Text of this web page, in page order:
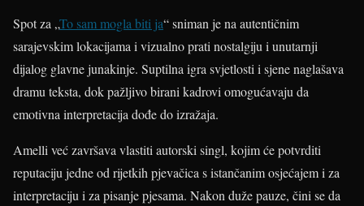
Spot za „To sam mogla biti ja“ sniman je na autentičnim
sarajevskim lokacijama i vizualno prati nostalgiju i unutarnji
dijalog glavne junakinje. Suptilna igra svjetlosti i sjene naglašava
dramu teksta, dok pažljivo birani kadrovi omogućavaju da
emotivna interpretacija dođe do izražaja.
Amelli već završava vlastiti autorski singl, kojim će potvrditi
reputaciju jedne od rijetkih pjevačica s istančanim osjećajem i za
interpretaciju i za pisanje pjesama. Nakon duže pauze, čini se da